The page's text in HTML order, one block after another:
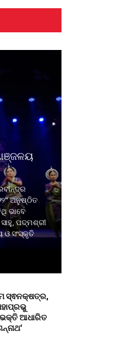
ଅନୁଷ୍ଠିତ
ଭାବେ
ସାହୁ, ପଦ୍ମଶ୍ରୀ
ଓ ସଂସ୍କୃତି
ସ୍ଵନକ୍ଷତ୍ର,
ଆଧାରିତ